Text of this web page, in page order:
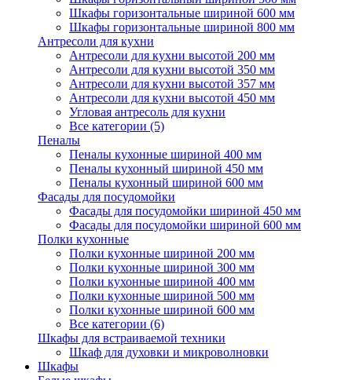
Шкафы горизонтальные шириной 600 мм
Шкафы горизонтальные шириной 800 мм
Антресоли для кухни
Антресоли для кухни высотой 200 мм
Антресоли для кухни высотой 350 мм
Антресоли для кухни высотой 357 мм
Антресоли для кухни высотой 450 мм
Угловая антресоль для кухни
Все категории (5)
Пеналы
Пеналы кухонные шириной 400 мм
Пеналы кухонный шириной 450 мм
Пеналы кухонный шириной 600 мм
Фасады для посудомойки
Фасады для посудомойки шириной 450 мм
Фасады для посудомойки шириной 600 мм
Полки кухонные
Полки кухонные шириной 200 мм
Полки кухонные шириной 300 мм
Полки кухонные шириной 400 мм
Полки кухонные шириной 500 мм
Полки кухонные шириной 600 мм
Все категории (6)
Шкафы для встраиваемой техники
Шкаф для духовки и микроволновки
Шкафы